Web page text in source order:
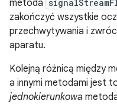
metoda
zakończyć wszystkie
przechwytywania i
aparatu.
Kolejną różnicą między
a innymi metodami jest
jednokierunkowa